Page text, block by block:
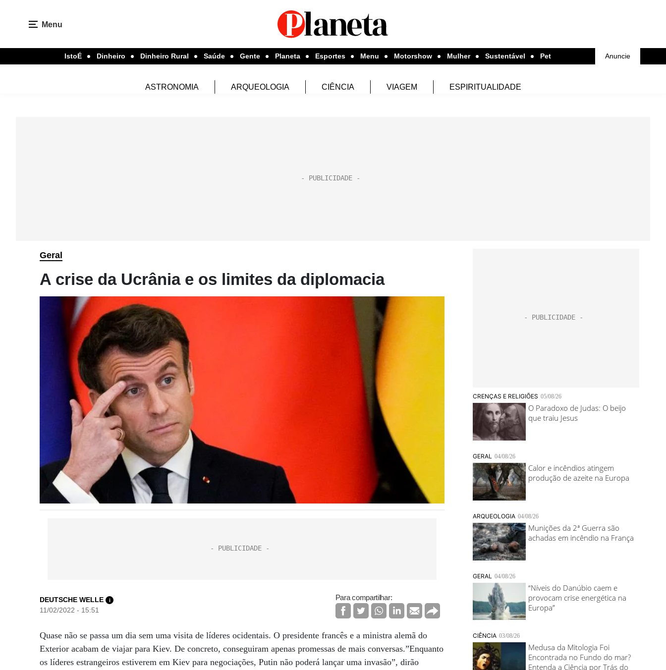
Menu
IstoÉ Dinheiro Dinheiro Rural Saúde Gente Planeta Esportes Menu Motorshow Mulher Sustentável Pet Anuncie
ASTRONOMIA ARQUEOLOGIA CIÊNCIA VIAGEM ESPIRITUALIDADE
Geral
A crise da Ucrânia e os limites da diplomacia
DEUTSCHE WELLE i
11/02/2022 - 15:51
Para compartilhar:
Quase não se passa um dia sem uma visita de líderes ocidentais. O presidente francês e a ministra alemã do
Exterior acabam de viajar para Kiev. De concreto, conseguiram apenas promessas de mais conversas.”Enquanto
os líderes estrangeiros estiverem em Kiev para negociações, Putin não poderá lançar uma invasão”, dirão